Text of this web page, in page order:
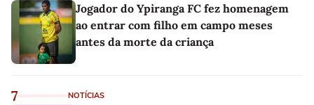
Jogador do Ypiranga FC fez homenagem
ao entrar com filho em campo meses
antes da morte da criança
7 NOTÍCIAS